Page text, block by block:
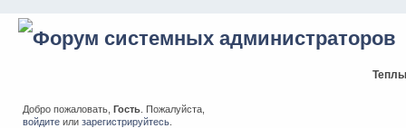
Добро пожаловать, Гость . Пожалуйста,
войдите или зарегистрируйтесь